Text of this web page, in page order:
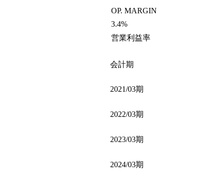
OP. MARGIN
3.4%
営業利益率
会計期
2021/03期
2022/03期
2023/03期
2024/03期